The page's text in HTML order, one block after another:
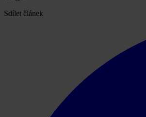
Sdílet článek